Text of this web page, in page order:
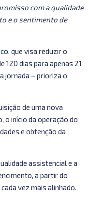
com a qualidade
e o sentimento de
, que visa reduzir o
120 dias para apenas 21
jornada – prioriza o
de uma nova
o início da operação do
e obtenção da
assistencial e a
a partir do
vez mais alinhado.